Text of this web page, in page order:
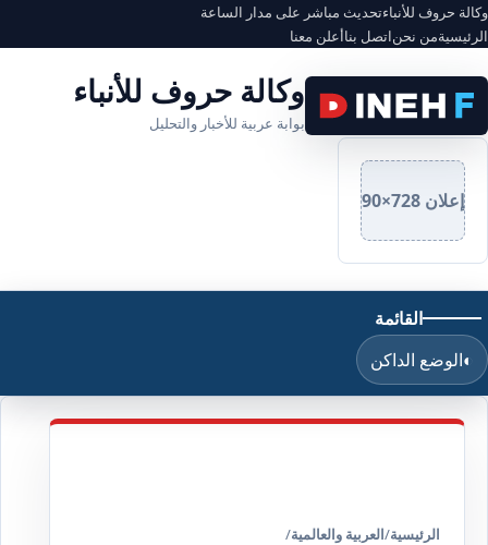
وكالة حروف للأنباءتحديث مباشر على مدار الساعة
الرئيسيةمن نحناتصل بناأعلن معنا
وكالة حروف للأنباء
بوابة عربية للأخبار والتحليل
إعلان 728×90
القائمة
◐الوضع الداكن
الرئيسية/العربية والعالمية/